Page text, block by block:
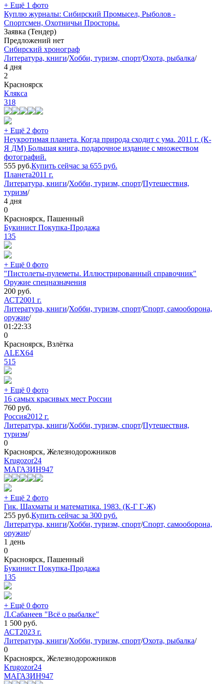
+ Ещё 1 фото
Куплю журналы: Сибирский Промысел, Рыболов -
Спортсмен, Охотничьи Просторы.
Заявка (Тендер)
Предложений нет
Сибирский хронограф
Литература, книги/Хобби, туризм, спорт/Охота, рыбалка/
4 дня
2
Красноярск
Клякса
318
+ Ещё 2 фото
Неукротимая планета. Когда природа сходит с ума. 2011 г. (К-
Я ДМ) Большая книга, подарочное издание с множеством
фотографий.
555 руб.Купить сейчас за 655 руб.
Планета2011 г.
Литература, книги/Хобби, туризм, спорт/Путешествия,
туризм/
4 дня
0
Красноярск, Пашенный
Букинист Покупка-Продажа
135
+ Ещё 0 фото
"Пистолеты-пулеметы. Иллюстрированный справочник"
Оружие спецназначения
200 руб.
АСТ2001 г.
Литература, книги/Хобби, туризм, спорт/Спорт, самооборона,
оружие/
01:22:33
0
Красноярск, Взлётка
ALEX64
515
+ Ещё 0 фото
16 самых красивых мест России
760 руб.
Россия2012 г.
Литература, книги/Хобби, туризм, спорт/Путешествия,
туризм/
0
Красноярск, Железнодорожников
Krugozor24
МАГАЗИН947
+ Ещё 2 фото
Гик. Шахматы и математика. 1983. (К-Г Г-Ж)
255 руб.Купить сейчас за 300 руб.
Литература, книги/Хобби, туризм, спорт/Спорт, самооборона,
оружие/
1 день
0
Красноярск, Пашенный
Букинист Покупка-Продажа
135
+ Ещё 0 фото
Л.Сабанеев "Всё о рыбалке"
1 500 руб.
АСТ2023 г.
Литература, книги/Хобби, туризм, спорт/Охота, рыбалка/
0
Красноярск, Железнодорожников
Krugozor24
МАГАЗИН947